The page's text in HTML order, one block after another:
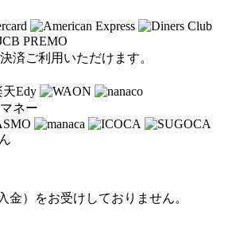
済ご利用いただけます。
ネー
）をお受けしておりません。